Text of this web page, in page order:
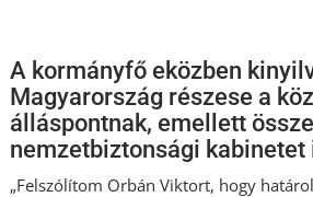
A kormányfő eközben
Magyarország részese a
álláspontnak, emellett
nemzetbiztonsági kabinetet
„Felszólítom Orbán Viktort, hogy